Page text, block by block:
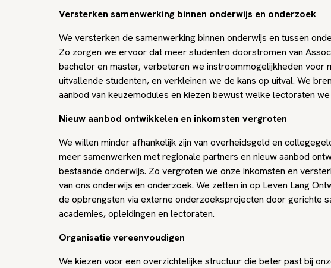
Versterken samenwerking binnen onderwijs en onderzoek
We versterken de samenwerking binnen onderwijs en tussen
Zo zorgen we ervoor dat meer studenten doorstromen van
bachelor en master, verbeteren we instroommogelijkheden voor
uitvallende studenten, en verkleinen we de kans op uitval. We
aanbod van keuzemodules en kiezen bewust welke lectoraten
Nieuw aanbod ontwikkelen en inkomsten vergroten
We willen minder afhankelijk zijn van overheidsgeld en
meer samenwerken met regionale partners en nieuw aanbod
bestaande onderwijs. Zo vergroten we onze inkomsten en
van ons onderwijs en onderzoek. We zetten in op Leven Lang
de opbrengsten via externe onderzoeksprojecten door gerichte
academies, opleidingen en lectoraten.
Organisatie vereenvoudigen
We kiezen voor een overzichtelijke structuur die beter past bij